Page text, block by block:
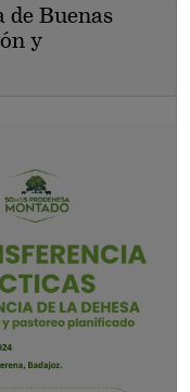
Buenas
y